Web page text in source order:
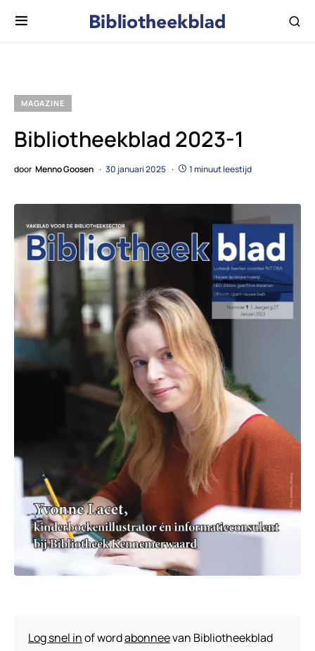
MAGAZINE
Bibliotheekblad 2023-1
door Menno Goosen 30 januari 2025 1 minuut leestijd
Log snel inof wordabonneevan Bibliotheekblad